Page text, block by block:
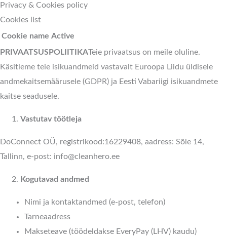
Privacy & Cookies policy
Cookies list
Cookie name Active
PRIVAATSUSPOLIITIKATeie privaatsus on meile oluline.
Käsitleme teie isikuandmeid vastavalt Euroopa Liidu üldisele
andmekaitsemäärusele (GDPR) ja Eesti Vabariigi isikuandmete
kaitse seadusele.
Vastutav töötleja
DoConnect OÜ, registrikood:16229408, aadress: Sõle 14,
Tallinn, e-post: info@cleanhero.ee
Kogutavad andmed
Nimi ja kontaktandmed (e-post, telefon)
Tarneaadress
Makseteave (töödeldakse EveryPay (LHV) kaudu)